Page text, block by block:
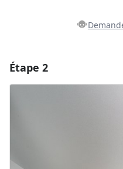
Ajouter un
Étape 2